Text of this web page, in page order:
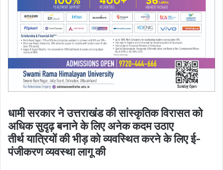
धामी सरकार ने उत्तराखंड की सांस्कृतिक विरासत को
अधिक सुदृढ़ बनाने के लिए अनेक कदम उठाए
तीर्थ यात्रियों की भीड़ को व्यवस्थित करने के लिए ई-
पंजीकरण व्यवस्था लागू की